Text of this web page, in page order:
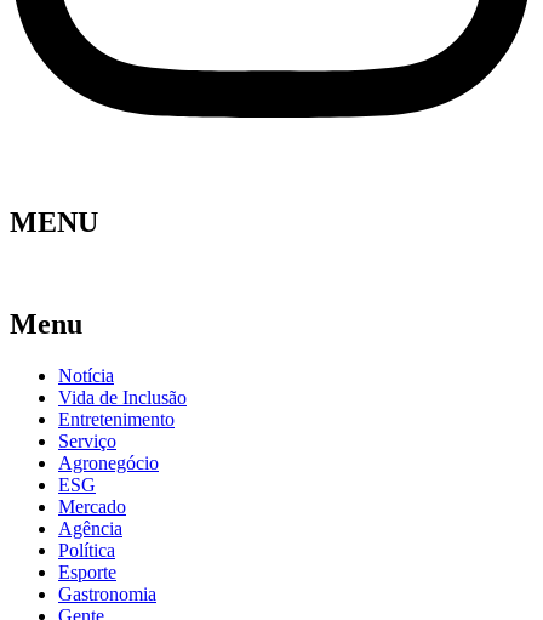
MENU
Menu
Notícia
Vida de Inclusão
Entretenimento
Serviço
Agronegócio
ESG
Mercado
Agência
Política
Esporte
Gastronomia